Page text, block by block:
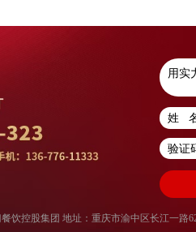
饮控股集团 地址：重庆市渝中区长江一路